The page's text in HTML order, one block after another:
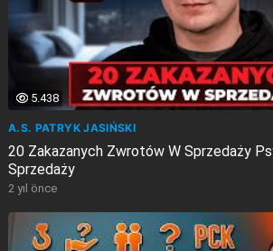
5.438
A.S. PATRYK JASIŃSKI
20 Zakazanych Zwrotów W Sprzedaży
Sprzedaży
2 yıl önce